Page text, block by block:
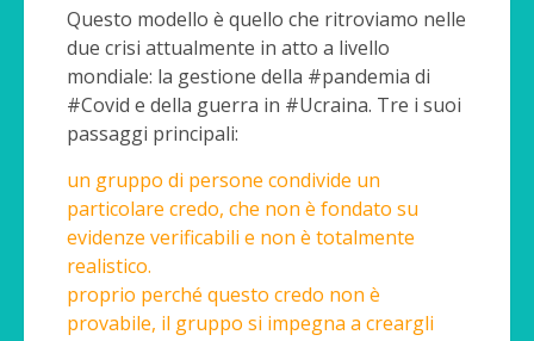
Questo modello è quello che ritroviamo nelle
due crisi attualmente in atto a livello
mondiale: la gestione della #pandemia di
#Covid e della guerra in #Ucraina. Tre i suoi
passaggi principali:
un gruppo di persone condivide un
particolare credo, che non è fondato su
evidenze verificabili e non è totalmente
realistico.
proprio perché questo credo non è
provabile, il gruppo si impegna a creargli